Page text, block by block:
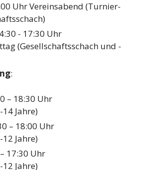
Uhr Vereinsabend (Turnier-
- 17:30 Uhr
(Gesellschaftsschach und -
:
– 18:30 Uhr
Jahre)
– 18:00 Uhr
Jahre)
17:30 Uhr
Jahre)